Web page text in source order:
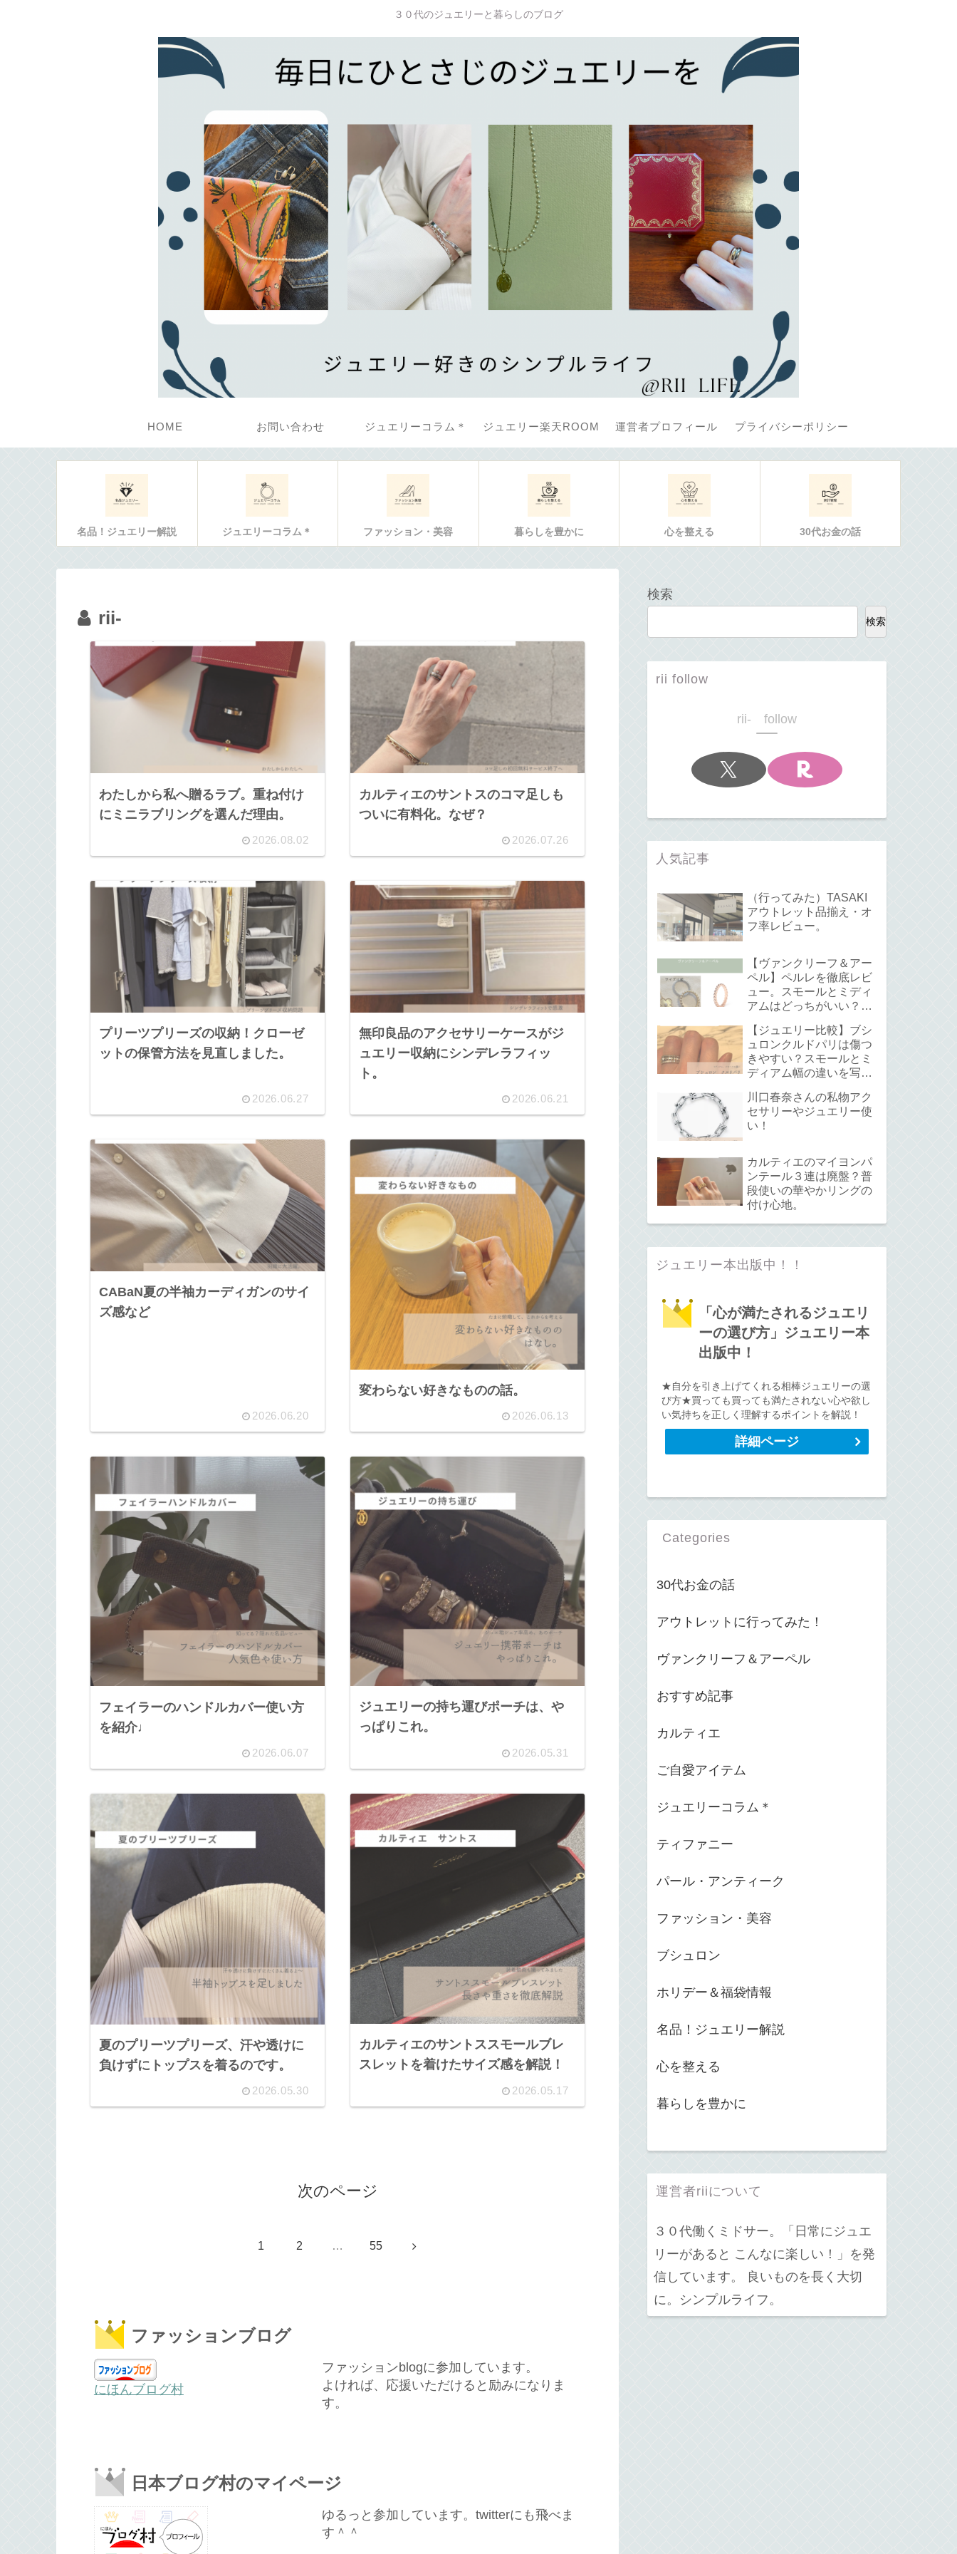
３０代のジュエリーと暮らしのブログ
HOME お問い合わせ ジュエリーコラム＊ ジュエリー楽天ROOM 運営者プロフィール プライバシーポリシー
名品！ジュエリー解説 ジュエリーコラム＊ ファッション・美容 暮らしを豊かに 心を整える 30代お金の話
rii-
わたしから私へ贈るラブ。重ね付け
にミニラブリングを選んだ理由。
2026.08.02
カルティエのサントスのコマ足しも
ついに有料化。なぜ？
2026.07.26
プリーツプリーズの収納！クローゼ
ットの保管方法を見直しました。
2026.06.27
無印良品のアクセサリーケースがジ
ュエリー収納にシンデレラフィッ
ト。
2026.06.21
CABaN夏の半袖カーディガンのサイ
ズ感など
2026.06.20
変わらない好きなものの話。
2026.06.13
フェイラーのハンドルカバー使い方
を紹介♩
2026.06.07
ジュエリーの持ち運びポーチは、や
っぱりこれ。
2026.05.31
夏のプリーツプリーズ、汗や透けに
負けずにトップスを着るのです。
2026.05.30
カルティエのサントススモールブレ
スレットを着けたサイズ感を解説！
2026.05.17
次のページ
1 2 … 55 次
ファッションブログ
にほんブログ村
ファッションblogに参加しています。
よければ、応援いただけると励みになりま
す。
日本ブログ村のマイページ
ゆるっと参加しています。twitterにも飛べま
す＾＾
検索
検索
rii follow
rii- follow
人気記事
（行ってみた）TASAKI
アウトレット品揃え・オ
フ率レビュー。
【ヴァンクリーフ＆アー
ペル】ペルレを徹底レビ
ュー。スモールとミディ
アムはどっちがいい？サ
て。
【ジュエリー比較】ブシ
ュロンクルドパリは傷つ
きやすい？スモールとミ
ディアム幅の違いを写真
川口春奈さんの私物アク
セサリーやジュエリー使
い！
カルティエのマイヨンパ
ンテール３連は廃盤？普
段使いの華やかリングの
付け心地。
ジュエリー本出版中！！
「心が満たされるジュエリ
ーの選び方」ジュエリー本
出版中！
★自分を引き上げてくれる相棒ジュエリーの選
び方★買っても買っても満たされない心や欲し
い気持ちを正しく理解するポイントを解説！
詳細ページ
Categories
30代お金の話
アウトレットに行ってみた！
ヴァンクリーフ＆アーペル
おすすめ記事
カルティエ
ご自愛アイテム
ジュエリーコラム＊
ティファニー
パール・アンティーク
ファッション・美容
ブシュロン
ホリデー＆福袋情報
名品！ジュエリー解説
心を整える
暮らしを豊かに
運営者riiについて
３０代働くミドサー。「日常にジュエ
リーがあると こんなに楽しい！」を発
信しています。 良いものを長く大切
に。シンプルライフ。